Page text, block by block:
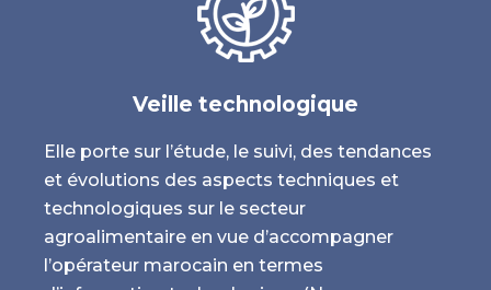
Veille technologique
Elle porte sur l’étude, le suivi, des tendances
et évolutions des aspects techniques et
technologiques sur le secteur
agroalimentaire en vue d’accompagner
l’opérateur marocain en termes